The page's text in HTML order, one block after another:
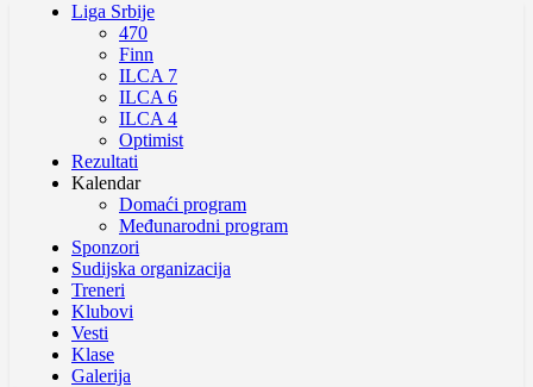
Liga Srbije
470
Finn
ILCA 7
ILCA 6
ILCA 4
Optimist
Rezultati
Kalendar
Domaći program
Međunarodni program
Sponzori
Sudijska organizacija
Treneri
Klubovi
Vesti
Klase
Galerija